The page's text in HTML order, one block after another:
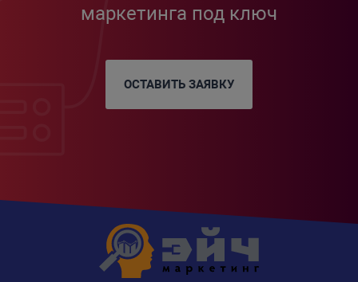
маркетинга под ключ
ОСТАВИТЬ ЗАЯВКУ